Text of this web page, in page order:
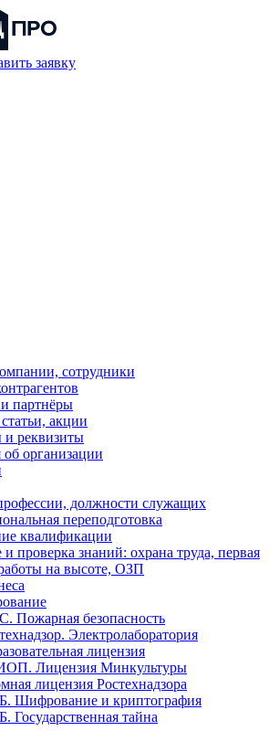
заявку
сотрудники
партнёры
акции
и реквизиты
организации
должности служащих
переподготовка
квалификации
проверка знаний: охрана труда, первая
на высоте, ОЗП
Пожарная безопасность
Электролаборатория
лицензия
Лицензия Минкультуры
лицензия Ростехнадзора
Шифрование и криптография
Государственная тайна